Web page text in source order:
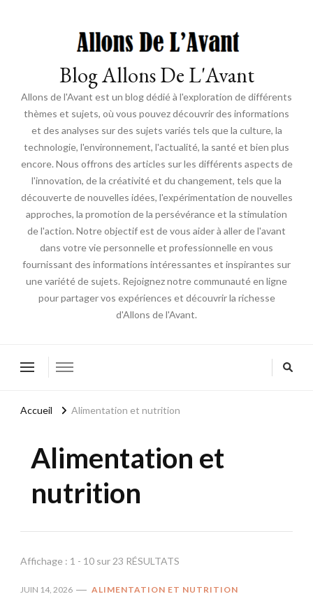
Blog Allons De L'Avant
Allons de l'Avant est un blog dédié à l'exploration de différents
thèmes et sujets, où vous pouvez découvrir des informations
et des analyses sur des sujets variés tels que la culture, la
technologie, l'environnement, l'actualité, la santé et bien plus
encore. Nous offrons des articles sur les différents aspects de
l'innovation, de la créativité et du changement, tels que la
découverte de nouvelles idées, l'expérimentation de nouvelles
approches, la promotion de la persévérance et la stimulation
de l'action. Notre objectif est de vous aider à aller de l'avant
dans votre vie personnelle et professionnelle en vous
fournissant des informations intéressantes et inspirantes sur
une variété de sujets. Rejoignez notre communauté en ligne
pour partager vos expériences et découvrir la richesse
d'Allons de l'Avant.
Accueil Alimentation et nutrition
Alimentation et
nutrition
Affichage : 1 - 10 sur 23 RÉSULTATS
JUIN 14, 2026 ALIMENTATION ET NUTRITION